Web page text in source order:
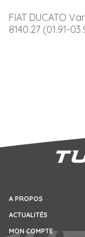
FIAT DUCATO
8140.27 (01.91-
A PROPOS
ACTUALITÉS
MON COMPTE